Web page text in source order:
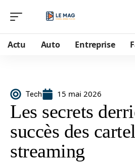
Actu Auto Entreprise
Tech 15 mai 2026
Les secrets
succès des
streaming